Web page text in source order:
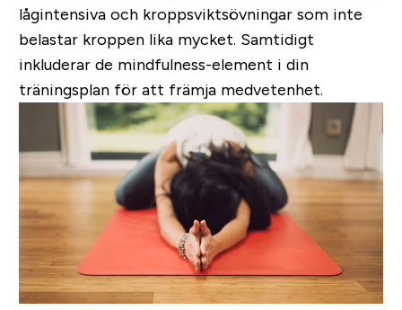
lågintensiva och kroppsviktsövningar som inte
belastar kroppen lika mycket. Samtidigt
inkluderar de mindfulness-element i din
träningsplan för att främja medvetenhet.